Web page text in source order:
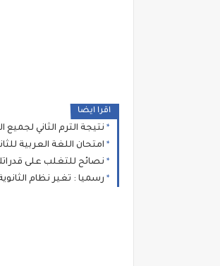
اقرا ايضا
نتيجة الترم الثاني
امتحان اللغة العربية
نصائح للتغلب على
رسميا : تغير نظام